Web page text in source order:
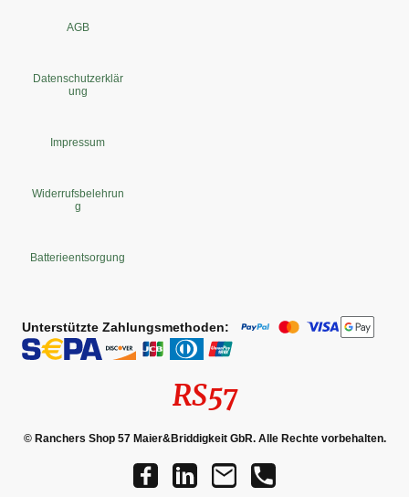
AGB
Datenschutzerklär
ung
Impressum
Widerrufsbelehrun
g
Batterieentsorgung
Unterstützte Zahlungsmethoden:
RS57
© Ranchers Shop 57 Maier&Briddigkeit GbR. Alle Rechte vorbehalten.